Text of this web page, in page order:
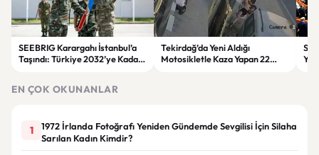
SEEBRIG Karargahı İstanbul’a
Taşındı: Türkiye 2032’ye Kadar
Tekirdağ’da Yeni Aldığı
Motosikletle Kaza Yapan 22
EN ÇOK OKUNANLAR
1
1972 İrlanda Fotoğrafı Yeniden Gündemde Sevgilisi İçin Silaha
Sarılan Kadın Kimdir?